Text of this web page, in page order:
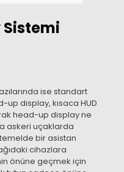
ise standart
display, kısaca HUD
head-up display ne
askeri uçaklarda
bir asistan
cihazlara
önüne geçmek için
Yaratıcısı